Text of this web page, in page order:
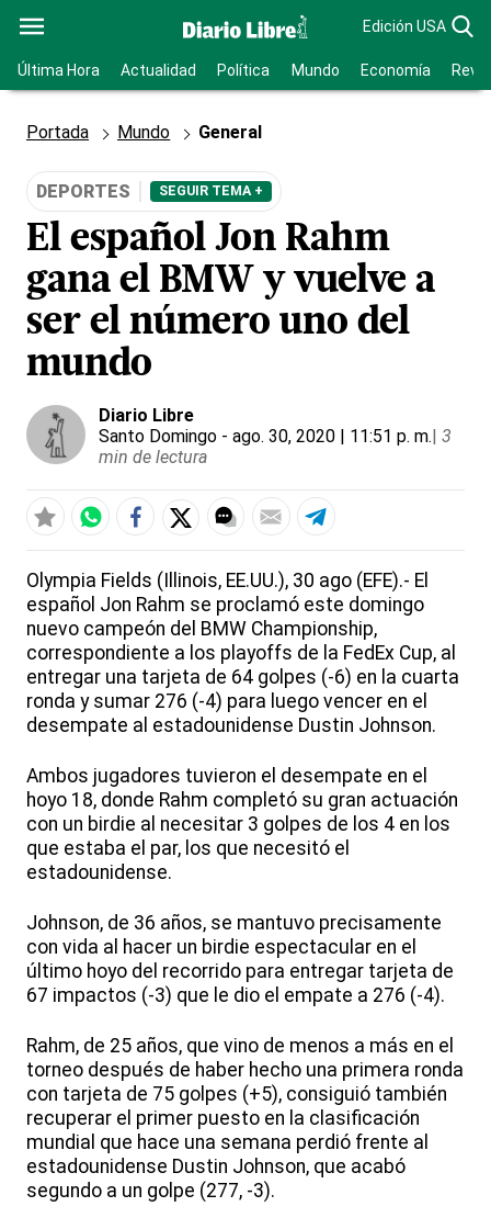
Edición USA
Última Hora Actualidad Política Mundo Economía
Portada Mundo General
DEPORTES SEGUIR TEMA +
El español Jon Rahm
gana el BMW y vuelve a
ser el número uno del
mundo
Diario Libre
Santo Domingo - ago. 30, 2020 | 11:51 p. m.| 3
min de lectura
Olympia Fields (Illinois, EE.UU.), 30 ago (EFE).- El
español Jon Rahm se proclamó este domingo
nuevo campeón del BMW Championship,
correspondiente a los playoffs de la FedEx Cup, al
entregar una tarjeta de 64 golpes (-6) en la cuarta
ronda y sumar 276 (-4) para luego vencer en el
desempate al estadounidense Dustin Johnson.
Ambos jugadores tuvieron el desempate en el
hoyo 18, donde Rahm completó su gran actuación
con un birdie al necesitar 3 golpes de los 4 en los
que estaba el par, los que necesitó el
estadounidense.
Johnson, de 36 años, se mantuvo precisamente
con vida al hacer un birdie espectacular en el
último hoyo del recorrido para entregar tarjeta de
67 impactos (-3) que le dio el empate a 276 (-4).
Rahm, de 25 años, que vino de menos a más en el
torneo después de haber hecho una primera ronda
con tarjeta de 75 golpes (+5), consiguió también
recuperar el primer puesto en la clasificación
mundial que hace una semana perdió frente al
estadounidense Dustin Johnson, que acabó
segundo a un golpe (277, -3).